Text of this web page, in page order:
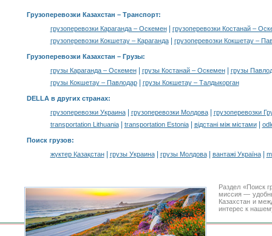
Грузоперевозки Казахстан – Транспорт:
грузоперевозки Караганда – Оскемен|
грузоперевозки Костанай –
грузоперевозки Кокшетау – Караганда| грузоперевозки Кокшетау –
Грузоперевозки Казахстан – Грузы:
грузы Караганда – Оскемен| грузы Костанай – Оскемен|
грузы
грузы Кокшетау – Павлодар| грузы Кокшетау – Талдыкорган
DELLA в других странах:
грузоперевозки Украина| грузоперевозки Молдова|
грузоперевозки
transportation Lithuania| transportation Estonia| відстані між містами|
Поиск грузов:
жүктер Қазақстан| грузы Украина| грузы Молдова| вантажі Україна|
Раздел «Поиск
миссия —
Казахстан и
интерес к